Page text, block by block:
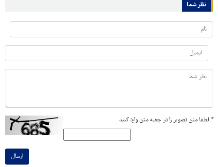
نظر شما
* لطفا متن تصویر را در جعبه متن وارد کنید
ارسال